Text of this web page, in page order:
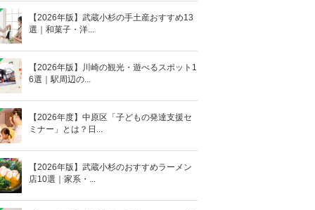
【2026年版】武蔵小杉の手土産おすすめ13
選｜和菓子・洋...
【2026年版】川崎の観光・遊べるスポット1
6選｜駅周辺の...
【2026年度】中原区「子どもの発達支援セ
ミナー」とは？日...
【2026年版】武蔵小杉のおすすめラーメン
店10選｜家系・...